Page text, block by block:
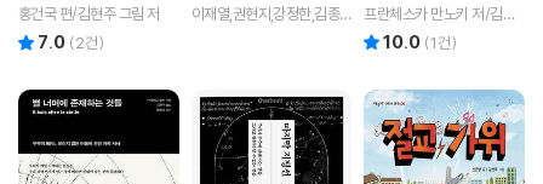
홍건국 편/김현주 그림 저
7.0 (2건)
이재열,권현지,강정한,김종
프란체스카 만노키 저/김현
주 역/구정은 감수
10.0 (1건)